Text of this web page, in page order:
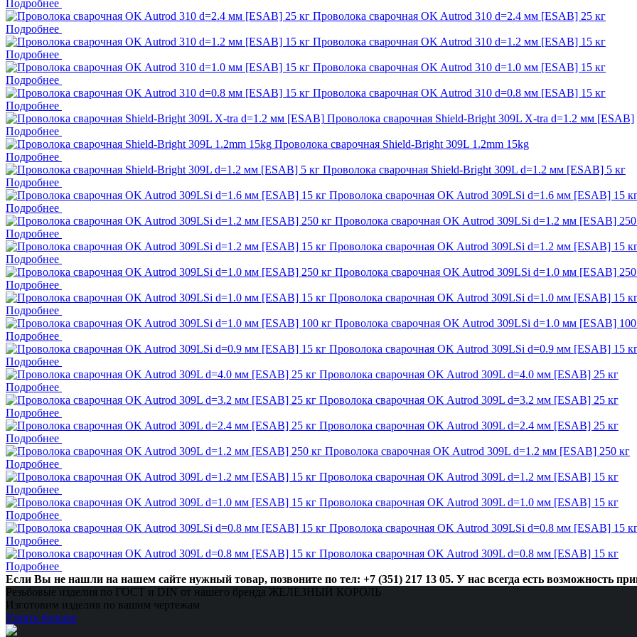
Подробнее
Проволока сварочная OK Autrod 310 d=2.4 мм [ESAB] 25 кг
Подробнее
Проволока сварочная OK Autrod 310 d=1.2 мм [ESAB] 15 кг
Подробнее
Проволока сварочная OK Autrod 310 d=1.0 мм [ESAB] 15 кг
Подробнее
Проволока сварочная OK Autrod 310 d=0.8 мм [ESAB] 15 кг
Подробнее
Проволока сварочная Shield-Bright 309L X-tra d=1.2 мм [ESAB]
Подробнее
Проволока сварочная Shield-Bright 309L 1.2mm 15kg
Подробнее
Проволока сварочная Shield-Bright 309L d=1.2 мм [ESAB] 5 кг
Подробнее
Проволока сварочная OK Autrod 309LSi d=1.6 мм [ESAB] 15
Подробнее
Проволока сварочная OK Autrod 309LSi d=1.2 мм [ESAB]
Подробнее
Проволока сварочная OK Autrod 309LSi d=1.2 мм [ESAB] 15
Подробнее
Проволока сварочная OK Autrod 309LSi d=1.0 мм [ESAB]
Подробнее
Проволока сварочная OK Autrod 309LSi d=1.0 мм [ESAB] 15
Подробнее
Проволока сварочная OK Autrod 309LSi d=1.0 мм [ESAB]
Подробнее
Проволока сварочная OK Autrod 309LSi d=0.9 мм [ESAB] 15
Подробнее
Проволока сварочная OK Autrod 309L d=4.0 мм [ESAB] 25 кг
Подробнее
Проволока сварочная OK Autrod 309L d=3.2 мм [ESAB] 25 кг
Подробнее
Проволока сварочная OK Autrod 309L d=2.4 мм [ESAB] 25 кг
Подробнее
Проволока сварочная OK Autrod 309L d=1.2 мм [ESAB] 250 кг
Подробнее
Проволока сварочная OK Autrod 309L d=1.2 мм [ESAB] 15 кг
Подробнее
Проволока сварочная OK Autrod 309L d=1.0 мм [ESAB] 15 кг
Подробнее
Проволока сварочная OK Autrod 309LSi d=0.8 мм [ESAB] 15
Подробнее
Проволока сварочная OK Autrod 309L d=0.8 мм [ESAB] 15 кг
Подробнее
Если Вы не нашли на нашем сайте нужный товар, позвоните по тел: +7 (351) 217 13 05. У нас всегда есть возможность
Резьбовые изделия по ГОСТ и DIN от нашего бренда ЖЕЛЕЗНЫЙ КОРОЛЬ
Изготовим изделия по вашим чертежам
Узнать больше